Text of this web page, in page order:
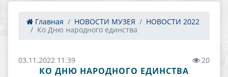
Главная НОВОСТИ МУЗЕЯ
НОВОСТИ 2022
Ко Дню народного единства
03.11.2022 11:39 20
КО ДНЮ НАРОДНОГО ЕДИНСТВА